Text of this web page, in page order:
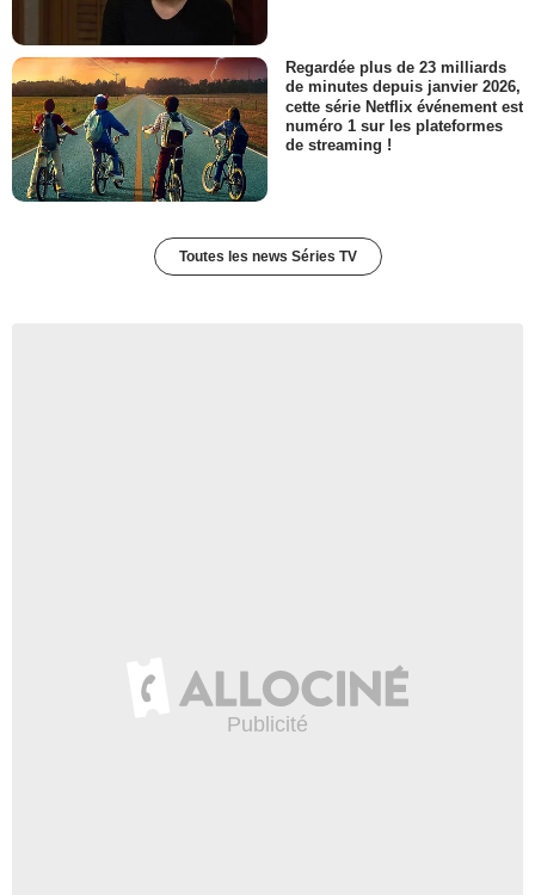
Regardée plus de 23 milliards
de minutes depuis janvier 2026,
cette série Netflix événement est
numéro 1 sur les plateformes
de streaming !
Toutes les news Séries TV